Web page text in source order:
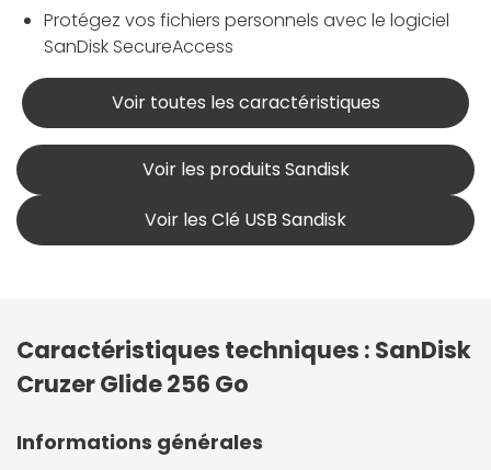
Protégez vos fichiers personnels avec le logiciel
SanDisk SecureAccess
Voir toutes les caractéristiques
Voir les produits Sandisk
Voir les Clé USB Sandisk
Caractéristiques techniques : SanDisk
Cruzer Glide 256 Go
Informations générales